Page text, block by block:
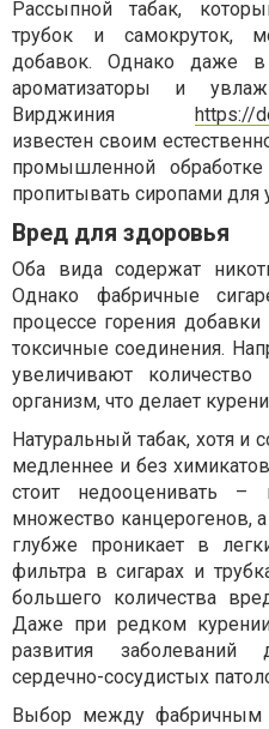
Рассыпной табак,
трубок и самокруток,
добавок. Однако даже в
ароматизаторы и
Вирджиния https://
известен своим
промышленной
пропитывать сиропами для
Вред для здоровья
Оба вида содержат
Однако фабричные
процессе горения
токсичные соединения.
увеличивают
организм, что делает
Натуральный табак, хотя и
медленнее и без
стоит недооценивать –
множество канцерогенов,
глубже проникает в
фильтра в сигарах и
большего количества
Даже при редком курении
развития
сердечно-сосудистых
Выбор между фабричным